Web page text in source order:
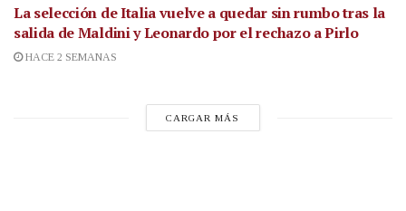
La selección de Italia vuelve a quedar sin rumbo tras la
salida de Maldini y Leonardo por el rechazo a Pirlo
HACE 2 SEMANAS
CARGAR MÁS